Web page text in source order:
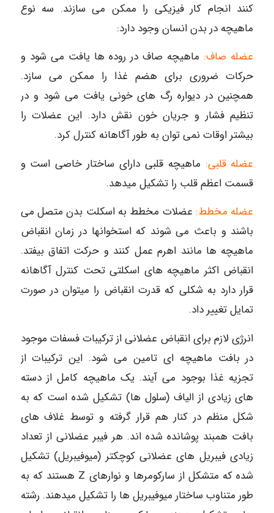
کنند انجام کار فیزیکی را ممکن می سازند. سه نوع
ماهیچه در بدن انسان وجود دارد:
عضله صاف: ماهیچه صاف در روده ها یافت می شود و
حرکات ضروری برای هضم غذا را ممکن می سازد.
همچنین در دیواره رگ های خونی یافت می شود و در
تنظیم فشار و جریان خون نقش دارد. این عضلات را
بیشتر اوقات نمی توان به طور آگاهانه کنترل کرد.
عضله قلبی: ماهیچه قلبی دارای ساختار خاصی است و
قسمت اعظم قلب را تشکیل میدهد.
عضله مخطط: عضلات مخطط به اسکلت بدن متصل می
باشند و باعث می شوند که استخوانها در زمان انقباض
ماهیچه ها مانند اهرم عمل کنند و حرکت اتفاق بیفتد.
انقباض اکثر ماهیچه های اسکلتی تحت کنترل آگاهانه
قرار دارد به شکلی که قدرت انقباض را میتوان در صورت
تمایل تغییر داد.
انرژی لازم برای انقباض عضلانی از ترکیبات فسفات موجود
در بافت ماهیچه ای تامین می شود. این ترکیبات از
تجزیه غذا بوجود می آیند. یک ماهیچه کامل از دسته
های زیادی از الیاف (سلول ها) تشکیل شده است که به
شکل منظم در کنار هم قرار گرفته و توسط غلاف های
بافت همبند پوشانده شده اند. هر فیبر عضلانی از تعداد
زیادی فیبریل های عضلانی کوچکتر (میوفیبریل) تشکیل
شده که متشکل از سارکومرها و نوارهای Z هستند که به
طور متناوب ساختار میوفیبریل ها را تشکیل میدهند. رشته